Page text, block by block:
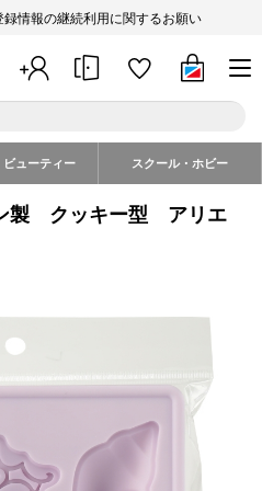
録情報の継続利用に関するお願い
ビューティー スクール・ホビー
ン製 クッキー型 アリエ